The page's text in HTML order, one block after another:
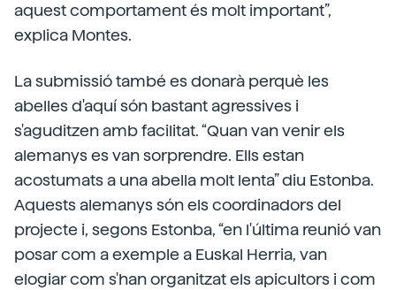
aquest comportament és molt important”,
explica Montes.
La submissió també es donarà perquè les
abelles d'aquí són bastant agressives i
s'aguditzen amb facilitat. “Quan van venir els
alemanys es van sorprendre. Ells estan
acostumats a una abella molt lenta” diu Estonba.
Aquests alemanys són els coordinadors del
projecte i, segons Estonba, “en l'última reunió van
posar com a exemple a Euskal Herria, van
elogiar com s'han organitzat els apicultors i com